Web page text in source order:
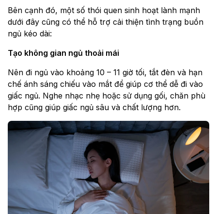
Bên cạnh đó, một số thói quen sinh hoạt lành mạnh
dưới đây cũng có thể hỗ trợ cải thiện tình trạng buồn
ngủ kéo dài:
Tạo không gian ngủ thoải mái
Nên đi ngủ vào khoảng 10 – 11 giờ tối, tắt đèn và hạn
chế ánh sáng chiếu vào mắt để giúp cơ thể dễ đi vào
giấc ngủ. Nghe nhạc nhẹ hoặc sử dụng gối, chăn phù
hợp cũng giúp giấc ngủ sâu và chất lượng hơn.